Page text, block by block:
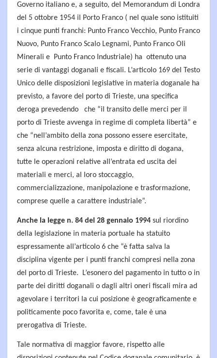
Governo italiano e, a seguito, del Memorandum di Londra
del 5 ottobre 1954 il Porto Franco ( nel quale sono istituiti
i cinque punti franchi: Punto Franco Vecchio, Punto Franco
Nuovo, Punto Franco Scalo Legnami, Punto Franco Oli
Minerali e Punto Franco Industriale) ha ottenuto una
serie di vantaggi doganali e fiscali. L’articolo 169 del Testo
Unico delle disposizioni legislative in materia doganale ha
previsto, a favore del porto di Trieste, una specifica
deroga prevedendo che “il transito delle merci per il
porto di Trieste avvenga in regime di completa libertà” e
che “nell’ambito della zona possono essere esercitate,
senza alcuna restrizione, imposta e diritto di dogana,
tutte le operazioni relative all’entrata ed uscita dei
materiali e merci, al loro stoccaggio,
commercializzazione, manipolazione e trasformazione,
comprese quelle a carattere industriale”.
Anche la legge n. 84 del 28 gennaio 1994 sul riordino
della legislazione in materia portuale ha statuito
espressamente all’articolo 6 che “è fatta salva la
disciplina vigente per i punti franchi compresi nella zona
del porto di Trieste. L’esonero del pagamento in tutto o in
parte dei diritti doganali o dagli altri oneri fiscali mira ad
agevolare i territori la cui posizione è geograficamente e
politicamente poco favorita e, come, tale è una
prerogativa di Trieste.
Tale normativa di maggior favore, rispetto alle